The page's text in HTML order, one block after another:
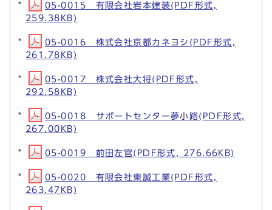
05-0015 有限会社岩本建装(PDF形式,
259.38KB)
05-0016 株式会社京都カネヨシ(PDF形式,
261.78KB)
05-0017 株式会社大将(PDF形式,
292.58KB)
05-0018 サポートセンター夢小路(PDF形式,
267.00KB)
05-0019 前田左官(PDF形式, 276.66KB)
05-0020 有限会社東誠工業(PDF形式,
263.47KB)